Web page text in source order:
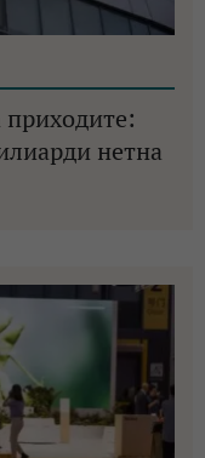
нетна